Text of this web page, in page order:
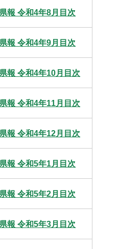
報 令和4年8月目次
報 令和4年9月目次
報 令和4年10月目次
報 令和4年11月目次
報 令和4年12月目次
報 令和5年1月目次
報 令和5年2月目次
報 令和5年3月目次